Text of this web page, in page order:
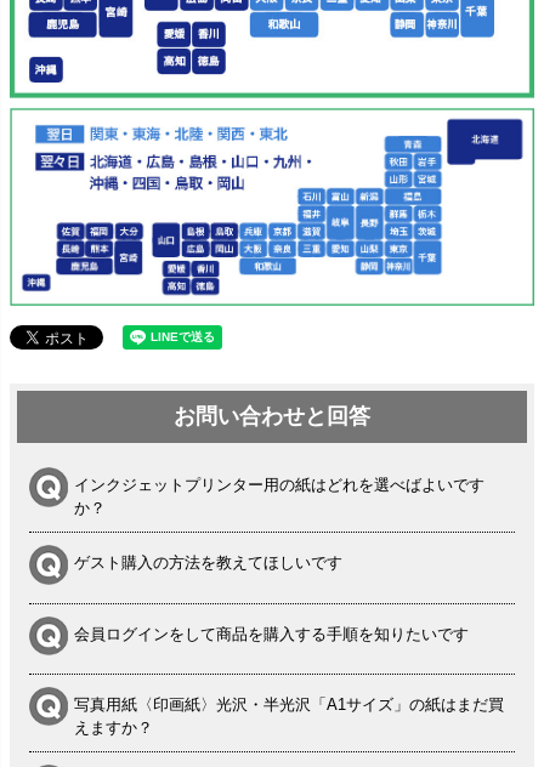
お問い合わせと回答
インクジェットプリンター用の紙はどれを選べばよいです
か？
ゲスト購入の方法を教えてほしいです
会員ログインをして商品を購入する手順を知りたいです
写真用紙〈印画紙〉光沢・半光沢「A1サイズ」の紙はまだ買
えますか？